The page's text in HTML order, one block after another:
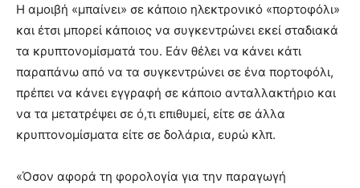
Η αμοιβή «μπαίνει» σε κάποιο ηλεκτρονικό «πορτοφόλι»
και έτσι μπορεί κάποιος να συγκεντρώνει εκεί σταδιακά
τα κρυπτονομίσματά του. Εάν θέλει να κάνει κάτι
παραπάνω από να τα συγκεντρώνει σε ένα πορτοφόλι,
πρέπει να κάνει εγγραφή σε κάποιο ανταλλακτήριο και
να τα μετατρέψει σε ό,τι επιθυμεί, είτε σε άλλα
κρυπτονομίσματα είτε σε δολάρια, ευρώ κλπ.
«Όσον αφορά τη φορολογία για την παραγωγή